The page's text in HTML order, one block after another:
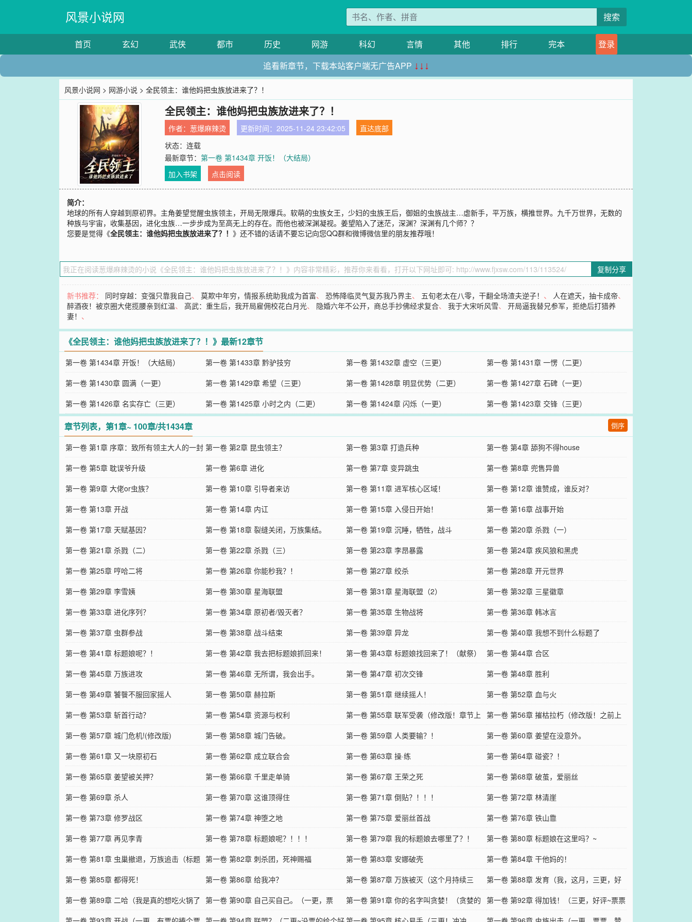
风景小说网 搜索
首页 玄幻 武侠 都市 历史 网游 科幻 言情 其他 排行 完本
登录
追看新章节，下载本站客户端无广告APP ↓↓↓
风景小说网 > 网游小说 > 全民领主：谁他妈把虫族放进来了？！
全民领主：谁他妈把虫族放进来了？！
作者： 葱爆麻辣烫 更新时间：2025-11-24 23:42:05
直达底部
状态：连载
最新章节：第一卷 第1434章 开饭！（大结局）
加入书架
点击阅读
简介：
地球的所有人穿越到原初界。主角姜望觉醒虫族领主，开局无限爆兵。软萌的虫族女王，少妇的虫族王后，御姐的虫族战主…虐新手，平万族，横推世界。九千万世界，无数的
种族与宇宙，收集基因，进化虫族…一步步成为至高无上的存在。而他也被深渊凝视。姜望陷入了迷茫，深渊？深渊有几个师？？
您要是觉得《全民领主：谁他妈把虫族放进来了？！》还不错的话请不要忘记向您QQ群和微博微信里的朋友推荐哦！
复制分享
新书推荐： 同时穿越：变强只靠我自己、莫欺中年穷，情报系统助我成为首富、恐怖降临灵气复苏我乃界主、 五旬老太在八零，干翻全场渣夫逆子！ 、 人在遮天，抽卡成帝、
醉酒夜！被京圈大佬揽腰亲到红温、高武：重生后，我开局雇佣校花白月光、 隐婚六年不公开，商总手抄佛经求复合、我于大宋听风雪、开局逼我替兄参军，拒绝后打猎养
妻！ 、
《全民领主：谁他妈把虫族放进来了？！》最新12章节
第一卷 第1434章 开饭！（大结局） 第一卷 第1433章 黔驴技穷 第一卷 第1432章 虚空（三更）
第一卷 第1431章 一愣（二更）
第一卷 第1430章 圆满（一更）
第一卷 第1429章 希望（三更） 第一卷 第1428章 明显优势（二更）
第一卷 第1427章 石碑（一更）
第一卷 第1426章 名实存亡（三更）
第一卷 第1425章 小时之内（二更） 第一卷 第1424章 闪烁（一更） 第一卷 第1423章 交锋（三更）
章节列表，第1章~ 100章/共1434章 倒序
第一卷 第1章 序章：致所有领主大人的一封
信
第一卷 第2章 昆虫领主？ 第一卷 第3章 打造兵种
第一卷 第4章 舔狗不得house
第一卷 第5章 耽误爷升级
第一卷 第6章 进化 第一卷 第7章 变异跳虫
第一卷 第8章 兜售异兽
第一卷 第9章 大佬or虫族？
第一卷 第10章 引导者来访 第一卷 第11章 进军核心区域！
第一卷 第12章 谁赞成，谁反对？
第一卷 第13章 开战
第一卷 第14章 内讧 第一卷 第15章 入侵日开始！
第一卷 第16章 战事开始
第一卷 第17章 天赋基因？
第一卷 第18章 裂缝关闭，万族集结。 第一卷 第19章 沉睡，牺牲，战斗
第一卷 第20章 杀戮（一）
第一卷 第21章 杀戮（二）
第一卷 第22章 杀戮（三） 第一卷 第23章 李昂暴露
第一卷 第24章 疾风狼和黑虎
第一卷 第25章 哼哈二将
第一卷 第26章 你能秒我？！ 第一卷 第27章 绞杀
第一卷 第28章 开元世界
第一卷 第29章 李雪姨
第一卷 第30章 星海联盟 第一卷 第31章 星海联盟（2）
第一卷 第32章 三星徽章
第一卷 第33章 进化序列？
第一卷 第34章 原初者/毁灭者？ 第一卷 第35章 生物战将
第一卷 第36章 韩冰言
第一卷 第37章 虫群参战
第一卷 第38章 战斗结束 第一卷 第39章 异龙
第一卷 第40章 我想不到什么标题了
第一卷 第41章 标题娘呢？！
第一卷 第42章 我去把标题娘抓回来！ 第一卷 第43章 标题娘找回来了！（献祭）
第一卷 第44章 合区
第一卷 第45章 万族进攻
第一卷 第46章 无所谓，我会出手。 第一卷 第47章 初次交锋
第一卷 第48章 胜利
第一卷 第49章 饕餮不服回家摇人
第一卷 第50章 赫拉斯 第一卷 第51章 继续摇人！
第一卷 第52章 血与火
第一卷 第53章 斩首行动？
第一卷 第54章 资源与权利
第一卷 第55章 联军受袭（修改版！章节上
传错误！对不起）
第一卷 第56章 摧枯拉朽（修改版！之前上
传错误了！）
第一卷 第57章 城门危机!(修改版) 第一卷 第58章 城门告破。 第一卷 第59章 人类要输？！
第一卷 第60章 姜望在没意外。
第一卷 第61章 又一块原初石
第一卷 第62章 成立联合会 第一卷 第63章 操·练
第一卷 第64章 碰瓷？！
第一卷 第65章 姜望被关押？
第一卷 第66章 千里走单骑 第一卷 第67章 王荣之死
第一卷 第68章 破茧，爱丽丝
第一卷 第69章 杀人
第一卷 第70章 这谁顶得住 第一卷 第71章 倒贴？！！！
第一卷 第72章 林清崖
第一卷 第73章 修罗战区
第一卷 第74章 神堕之地 第一卷 第75章 爱丽丝首战
第一卷 第76章 铁山靠
第一卷 第77章 再见李青
第一卷 第78章 标题娘呢？！！！ 第一卷 第79章 我的标题娘去哪里了？！
第一卷 第80章 标题娘在这里吗？~
第一卷 第81章 虫巢撤退，万族追击（标题
娘回归）
第一卷 第82章 刺杀团，死神赐福 第一卷 第83章 安娜破壳
第一卷 第84章 干他妈的！
第一卷 第85章 都得死！
第一卷 第86章 给我冲？
第一卷 第87章 万族被灭（这个月持续三
更，求票子好评！）
第一卷 第88章 发育（我，这月，三更，好
评，票，爱你）
第一卷 第89章 二哈（我是真的想吃火锅了 第一卷 第90章 自己买自己。（一更，票
第一卷 第91章 你的名字叫贪婪！（贪婪的 第一卷 第92章 得加钱！（三更，好评~票票